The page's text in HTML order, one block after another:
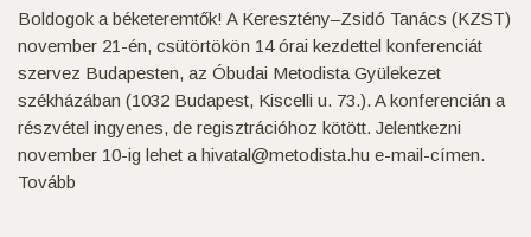
Boldogok a béketeremtők! A Keresztény–Zsidó Tanács (KZST)
november 21-én, csütörtökön 14 órai kezdettel konferenciát
szervez Budapesten, az Óbudai Metodista Gyülekezet
székházában (1032 Budapest, Kiscelli u. 73.). A konferencián a
részvétel ingyenes, de regisztrációhoz kötött. Jelentkezni
november 10-ig lehet a hivatal@metodista.hu e-mail-címen.
Tovább